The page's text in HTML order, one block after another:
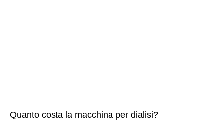
Quanto costa la macchina per dialisi?